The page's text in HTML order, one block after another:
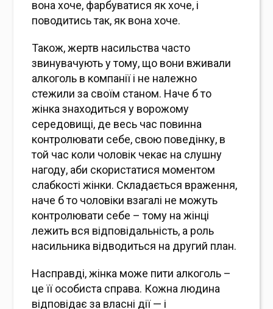
вона хоче, фарбуватися як хоче, і
поводитись так, як вона хоче.
Також, жертв насильства часто
звинувачують у тому, що вони вживали
алкоголь в компанії і не належно
стежили за своїм станом. Наче б то
жінка знаходиться у ворожому
середовищі, де весь час повинна
контролювати себе, свою поведінку, в
той час коли чоловік чекає на слушну
нагоду, аби скористатися моментом
слабкості жінки. Складається враження,
наче б то чоловіки взагалі не можуть
контролювати себе – тому на жінці
лежить вся відповідальність, а роль
насильника відводиться на другий план.
Насправді, жінка може пити алкоголь –
це її особиста справа. Кожна людина
відповідає за власні дії — і